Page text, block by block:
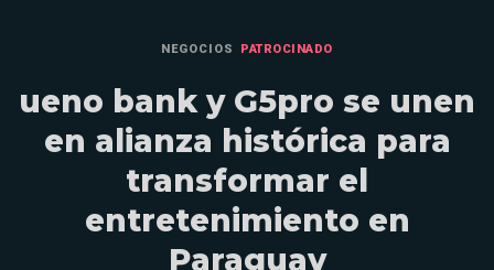
NEGOCIOS PATROCINADO
ueno bank y G5pro se unen
en alianza histórica para
transformar el
entretenimiento en
Paraguay